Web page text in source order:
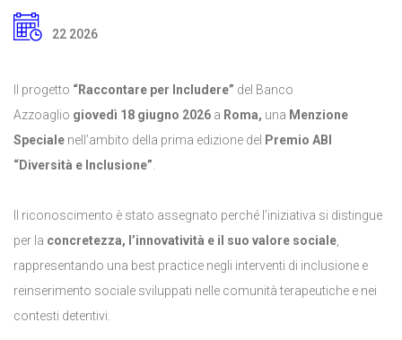
22 2026
Il progetto “Raccontare per Includere” del Banco
Azzoaglio giovedì 18 giugno 2026 a Roma, una Menzione
Speciale nell’ambito della prima edizione del Premio ABI
“Diversità e Inclusione”
Il riconoscimento è stato assegnato perché l’iniziativa si distingue
per la concretezza, l’innovatività e il suo valore sociale
rappresentando una best practice negli interventi di inclusione e
reinserimento sociale sviluppati nelle comunità terapeutiche e nei
contesti detentivi.